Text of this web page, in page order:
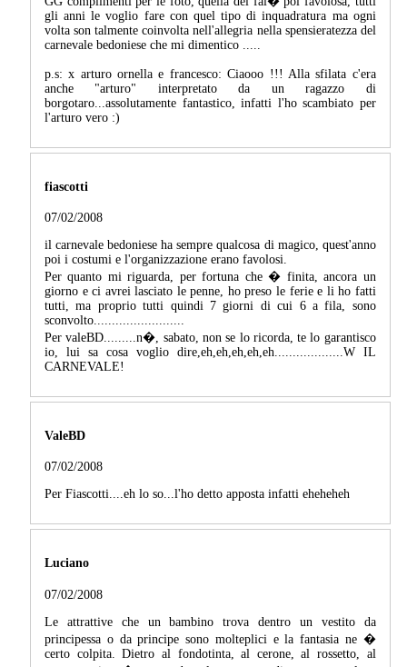
gli anni le voglio fare con quel tipo di inquadratura ma ogni
volta son talmente coinvolta nell'allegria nella spensieratezza del
carnevale bedoniese che mi dimentico .....
p.s: x arturo ornella e francesco: Ciaooo !!! Alla sfilata c'era
anche "arturo" interpretato da un ragazzo di
borgotaro...assolutamente fantastico, infatti l'ho scambiato per
l'arturo vero :)
fiascotti
07/02/2008
il carnevale bedoniese ha sempre qualcosa di magico, quest'anno
poi i costumi e l'organizzazione erano favolosi.
Per quanto mi riguarda, per fortuna che � finita, ancora un
giorno e ci avrei lasciato le penne, ho preso le ferie e li ho fatti
tutti, ma proprio tutti quindi 7 giorni di cui 6 a fila, sono
sconvolto.........................
Per valeBD.........n�, sabato, non se lo ricorda, te lo garantisco
io, lui sa cosa voglio dire,eh,eh,eh,eh,eh...................W IL
CARNEVALE!
ValeBD
07/02/2008
Per Fiascotti....eh lo so...l'ho detto apposta infatti eheheheh
Luciano
07/02/2008
Le attrattive che un bambino trova dentro un vestito da
principessa o da principe sono molteplici e la fantasia ne �
certo colpita. Dietro al fondotinta, al cerone, al rossetto, al